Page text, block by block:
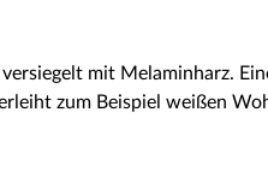
mit Melaminharz.
zum Beispiel weißen